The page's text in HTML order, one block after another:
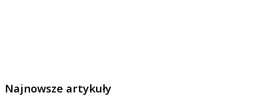
Najnowsze artykuły